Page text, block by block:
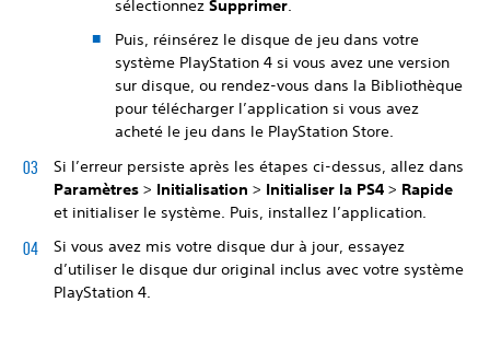
sélectionnez Supprimer
Puis, réinsérez le disque de jeu dans votre
système PlayStation 4 si vous avez une version
sur disque, ou rendez-vous dans la Bibliothèque
pour télécharger l’application si vous avez
acheté le jeu dans le PlayStation Store.
Si l’erreur persiste après les étapes ci-dessus, allez dans
Paramètres > Initialisation > Initialiser la PS4 > Rapide
et initialiser le système. Puis, installez l’application.
Si vous avez mis votre disque dur à jour, essayez
d’utiliser le disque dur original inclus avec votre système
PlayStation 4.